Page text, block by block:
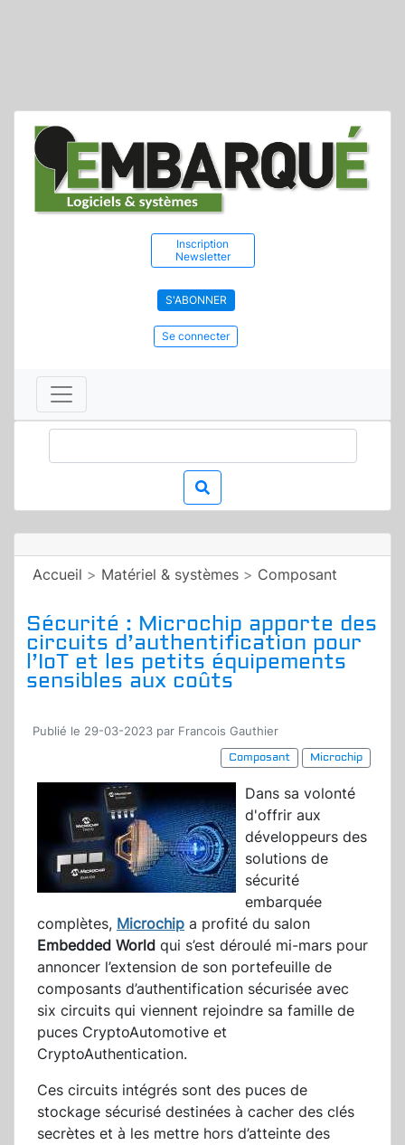
Inscription
Newsletter
S'ABONNER
Se connecter
Accueil > Matériel & systèmes > Composant
Sécurité : Microchip apporte des
circuits d’authentification pour
l’IoT et les petits équipements
sensibles aux coûts
Publié le 29-03-2023 par Francois Gauthier
Composant
Microchip
Dans sa volonté
d'offrir aux
développeurs des
solutions de
sécurité
embarquée
complètes, Microchip a profité du salon
Embedded World qui s’est déroulé mi-mars pour
annoncer l’extension de son portefeuille de
composants d’authentification sécurisée avec
six circuits qui viennent rejoindre sa famille de
puces CryptoAutomotive et
CryptoAuthentication.
Ces circuits intégrés sont des puces de
stockage sécurisé destinées à cacher des clés
secrètes et à les mettre hors d’atteinte des